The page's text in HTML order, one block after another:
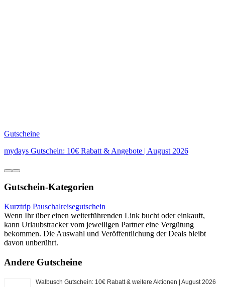
Gutscheine
mydays Gutschein: 10€ Rabatt & Angebote | August 2026
Gutschein-Kategorien
Kurztrip Pauschalreisegutschein
Wenn Ihr über einen weiterführenden Link bucht oder einkauft,
kann Urlaubstracker vom jeweiligen Partner eine Vergütung
bekommen. Die Auswahl und Veröffentlichung der Deals bleibt
davon unberührt.
Andere Gutscheine
Walbusch Gutschein: 10€ Rabatt & weitere Aktionen | August 2026